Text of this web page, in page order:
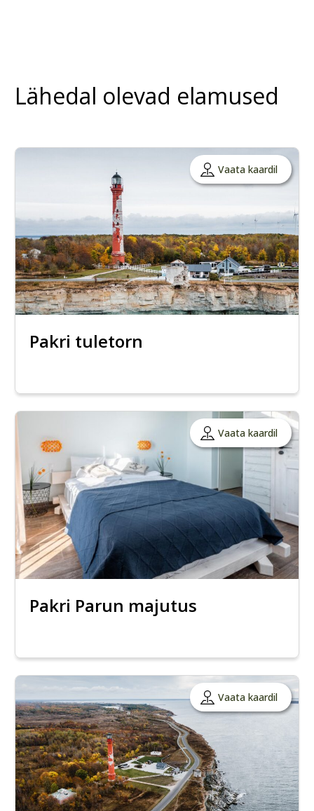
Lähedal olevad elamused
Vaata kaardil
Pakri tuletorn
Vaata kaardil
Pakri Parun majutus
Vaata kaardil